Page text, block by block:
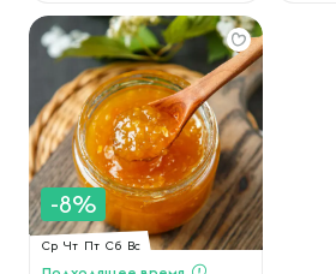
-8%
Ср Чт Пт Сб Вс